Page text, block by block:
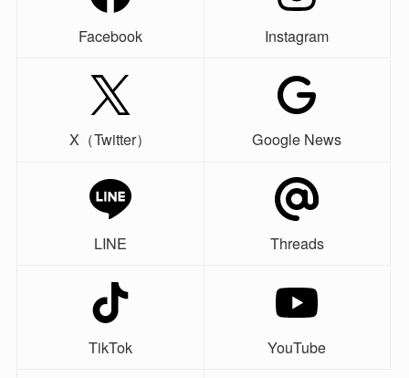
Facebook Instagram
X（Twitter） Google News
LINE Threads
TikTok YouTube